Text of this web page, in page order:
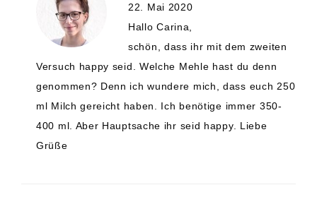
22. Mai 2020
Hallo Carina,
schön, dass ihr mit dem zweiten
Versuch happy seid. Welche Mehle hast du denn
genommen? Denn ich wundere mich, dass euch 250
ml Milch gereicht haben. Ich benötige immer 350-
400 ml. Aber Hauptsache ihr seid happy. Liebe
Grüße